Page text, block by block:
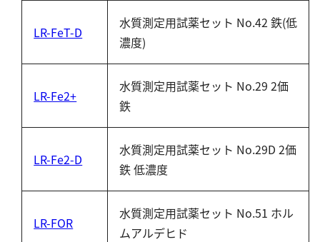
LR-FeT-D
水質測定用試薬セット No.42 鉄(低
濃度)
LR-Fe2+
水質測定用試薬セット No.29 2価
鉄
LR-Fe2-D
水質測定用試薬セット No.29D 2価
鉄 低濃度
LR-FOR
水質測定用試薬セット No.51 ホル
ムアルデヒド